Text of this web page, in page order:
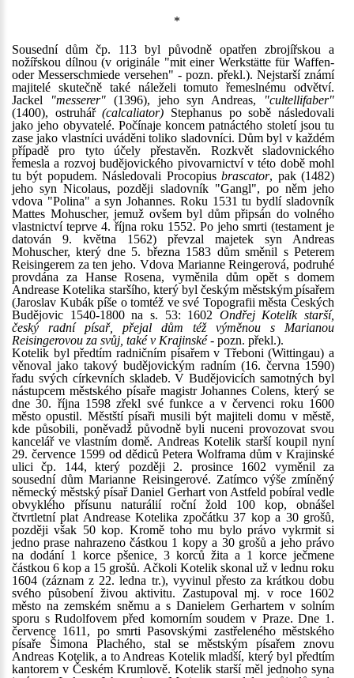
*
Sousední dům čp. 113 byl původně opatřen zbrojířskou a
nožířskou dílnou (v originále "mit einer Werkstätte für Waffen-
oder Messerschmiede versehen" - pozn. překl.). Nejstarší známí
majitelé skutečně také náleželi tomuto řemeslnému odvětví.
Jackel
"messerer"(1396), jeho syn Andreas,
"cultellifaber"
(1400), ostruhář(calcaliator) Stephanus po sobě následovali
jako jeho obyvatelé. Počínaje koncem patnáctého století jsou tu
zase jako vlastníci uváděni toliko sladovníci. Dům byl v každém
případě pro tyto účely přestavěn. Rozkvět sladovnického
řemesla a rozvoj budějovického pivovarnictví v této době mohl
tu být popudem. Následovali Procopiusbrascator, pak (1482)
jeho syn Nicolaus, později sladovník "Gangl", po něm jeho
vdova "Polina" a syn Johannes. Roku 1531 tu bydlí sladovník
Mattes Mohuscher, jemuž ovšem byl dům připsán do volného
vlastnictví teprve 4. října roku 1552. Po jeho smrti (testament je
datován 9. května 1562) převzal majetek syn Andreas
Mohuscher, který dne 5. března 1583 dům směnil s Peterem
Reisingerem za ten jeho. Vdova Marianne Reingerová, podruhé
provdána za Hanse Rosena, vyměnila dům opět s domem
Andrease Kotelika staršího, který byl českým městským písařem
(Jaroslav Kubák píše o tomtéž ve své Topografii města Českých
Budějovic 1540-1800 na s. 53: 1602 Ondřej Kotelík starší,
český radní písař, přejal dům též výměnou s Marianou
Reisingerovou za svůj, také v Krajinské- pozn. překl.).
Kotelik byl předtím radničním písařem v Třeboni (Wittingau) a
věnoval jako takový budějovickým radním (16. června 1590)
řadu svých církevních skladeb. V Budějovicích samotných byl
nástupcem městského písaře magistr Johannes Colens, který se
dne 30. října 1598 zřekl své funkce a v červenci roku 1600
město opustil. Městští písaři musili být majiteli domu v městě,
kde působili, poněvadž původně byli nuceni provozovat svou
kancelář ve vlastním domě. Andreas Kotelik starší koupil nyní
29. července 1599 od dědiců Petera Wolframa dům v Krajinské
ulici čp. 144, který později 2. prosince 1602 vyměnil za
sousední dům Marianne Reisingerové. Zatímco výše zmíněný
německý městský písař Daniel Gerhart von Astfeld pobíral vedle
obvyklého přísunu naturálií roční žold 100 kop, obnášel
čtvrtletní plat Andrease Kotelika zpočátku 37 kop a 30 grošů,
později však 50 kop. Kromě toho mu bylo právo vykrmit si
jedno prase nahrazeno částkou 1 kopy a 30 grošů a jeho právo
na dodání 1 korce pšenice, 3 korců žita a 1 korce ječmene
částkou 6 kop a 15 grošů. Ačkoli Kotelik skonal už v lednu roku
1604 (záznam z 22. ledna tr.), vyvinul přesto za krátkou dobu
svého působení živou aktivitu. Zastupoval mj. v roce 1602
město na zemském sněmu a s Danielem Gerhartem v solním
sporu s Rudolfovem před komorním soudem v Praze. Dne 1.
července 1611, po smrti Pasovskými zastřeleného městského
písaře Šimona Plachého, stal se městským písařem znovu
Andreas Kotelik, a to Andreas Kotelik mladší, který byl předtím
kantorem v Českém Krumlově. Kotelik starší měl jednoho syna